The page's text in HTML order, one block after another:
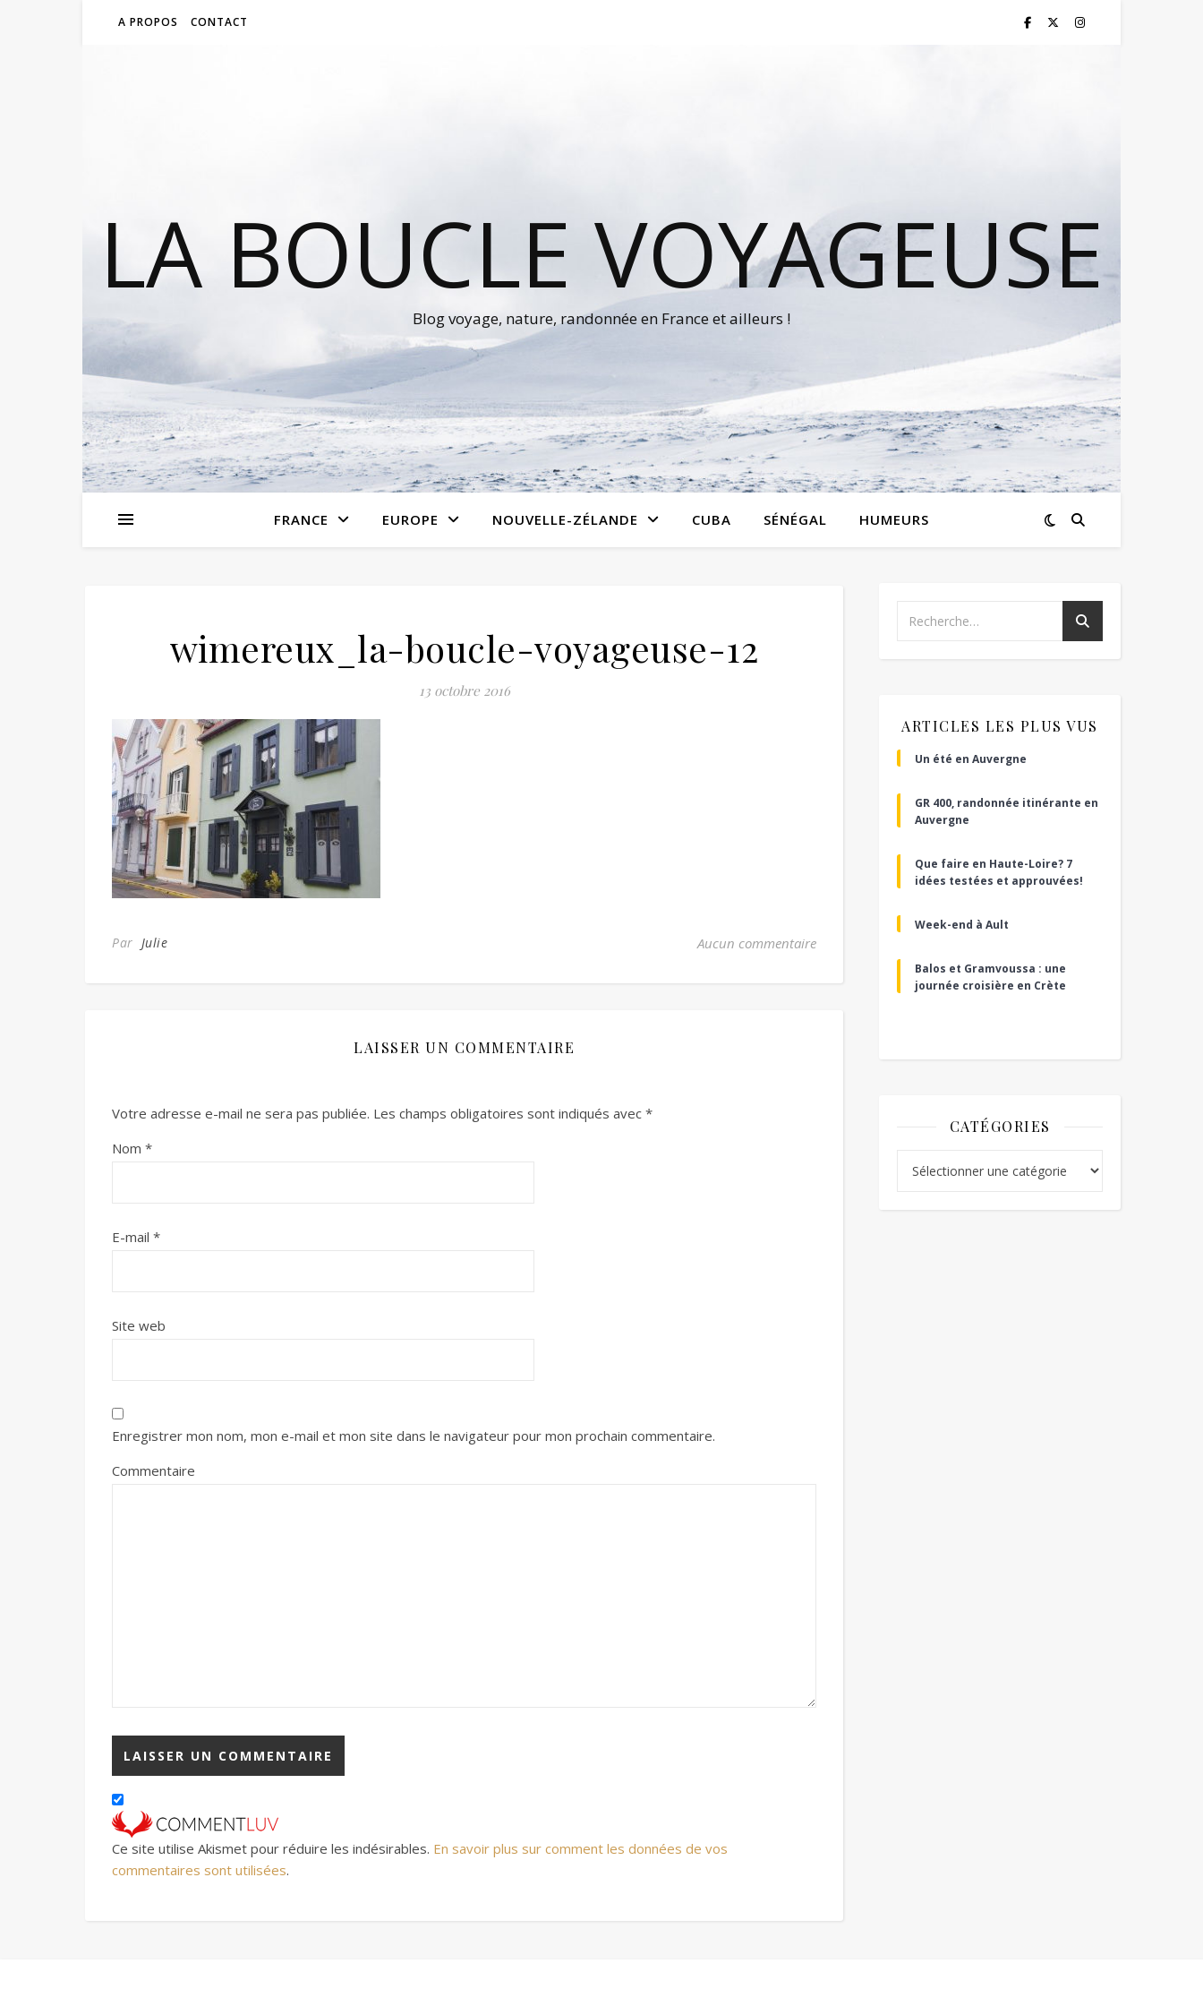
A PROPOS CONTACT
LA BOUCLE VOYAGEUSE
Blog voyage, nature, randonnée en France et ailleurs !
FRANCE EUROPE NOUVELLE-ZÉLANDE CUBA SÉNÉGAL HUMEURS
wimereux_la-boucle-voyageuse-12
13 octobre 2016
Par Julie Aucun commentaire
LAISSER UN COMMENTAIRE
Votre adresse e-mail ne sera pas publiée. Les champs obligatoires sont indiqués avec *
Nom *
E-mail *
Site web
Enregistrer mon nom, mon e-mail et mon site dans le navigateur pour mon prochain commentaire.
Commentaire
Ce site utilise Akismet pour réduire les indésirables. En savoir plus sur comment les données de vos
commentaires sont utilisées.
ARTICLES LES PLUS VUS
Un été en Auvergne
GR 400, randonnée itinérante en
Auvergne
Que faire en Haute-Loire? 7
idées testées et approuvées!
Week-end à Ault
Balos et Gramvoussa : une
journée croisière en Crète
CATÉGORIES